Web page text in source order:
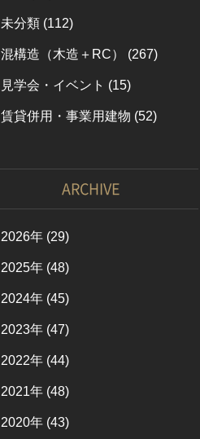
未分類 (112)
混構造（木造＋RC） (267)
見学会・イベント (15)
賃貸併用・事業用建物 (52)
ARCHIVE
2026 (29)
2025 (48)
2024 (45)
2023 (47)
2022 (44)
2021 (48)
2020 (43)